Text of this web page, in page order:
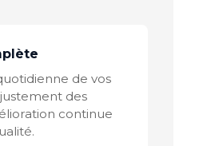
de vos
des
continue